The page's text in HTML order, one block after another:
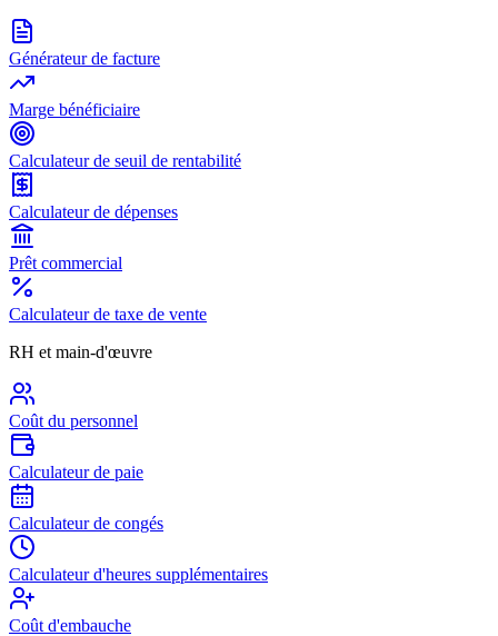
Générateur de facture
Marge bénéficiaire
Calculateur de seuil de rentabilité
Calculateur de dépenses
Prêt commercial
Calculateur de taxe de vente
RH et main-d'œuvre
Coût du personnel
Calculateur de paie
Calculateur de congés
Calculateur d'heures supplémentaires
Coût d'embauche